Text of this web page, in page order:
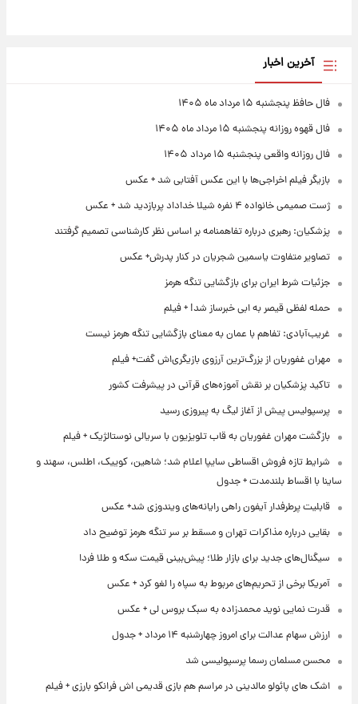
آخرین اخبار
فال حافظ پنجشنبه ۱۵ مرداد ماه ۱۴۰۵
فال قهوه روزانه پنجشنبه ۱۵ مرداد ماه ۱۴۰۵
فال روزانه واقعی پنجشنبه ۱۵ مرداد ۱۴۰۵
بازیگر فیلم اخراجی‌ها با این عکس آفتابی شد + عکس
ژست صمیمی خانواده ۴ نفره شیلا خداداد پربازدید شد + عکس
پزشکیان: رهبری درباره تفاهمنامه بر اساس نظر کارشناسی تصمیم گرفتند
تصاویر متفاوت یاسمین شجریان در کنار پدرش+ عکس
جزئیات شرط ایران برای بازگشایی تنگه هرمز
حمله لفظی قیصر به ابی خبرساز شد! + فیلم
غریب‌آبادی: تفاهم با عمان به معنای بازگشایی تنگه هرمز نیست
مهران غفوریان از بزرگ‌ترین آرزوی بازیگری‌اش گفت+ فیلم
تاکید پزشکیان بر نقش آموزه‌های قرآنی در پیشرفت کشور
پرسپولیس پیش از آغاز لیگ به پیروزی رسید
بازگشت مهران غفوریان به قاب تلویزیون با سریالی نوستالژیک + فیلم
شرایط تازه فروش اقساطی سایپا اعلام شد؛ شاهین، کوییک، اطلس، سهند و
ساینا با اقساط بلندمدت + جدول
قابلیت پرطرفدار آیفون راهی رایانه‌های ویندوزی شد+ عکس
بقایی درباره مذاکرات تهران و مسقط بر سر تنگه هرمز توضیح داد
سیگنال‌های جدید برای بازار طلا؛ پیش‌بینی قیمت سکه و طلا فردا
آمریکا برخی از تحریم‌های مربوط به سپاه را لغو کرد + عکس
قدرت نمایی نوید محمدزاده به سبک بروس لی + عکس
ارزش سهام عدالت برای امروز چهارشنبه ۱۴ مرداد + جدول
محسن مسلمان رسما پرسپولیسی شد
اشک های پائولو مالدینی در مراسم هم بازی قدیمی اش فرانکو بارزی + فیلم